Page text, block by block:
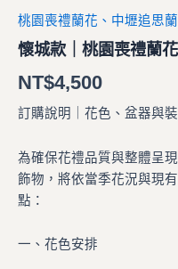
桃園喪禮蘭花、中壢追思
懷城款｜桃園喪禮蘭
NT$4,500
訂購說明｜花色、盆器與
為確保花禮品質與整體呈
飾物，將依當季花況與現
點：
一、花色安排